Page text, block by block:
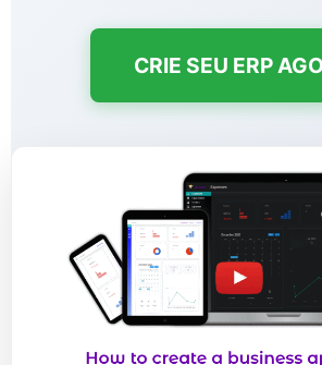
CRIE SEU ERP